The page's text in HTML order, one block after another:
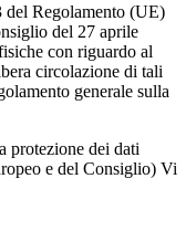
del Regolamento (UE)
del 27 aprile
con riguardo al
circolazione di tali
generale sulla
protezione dei dati
e del Consiglio) Vi